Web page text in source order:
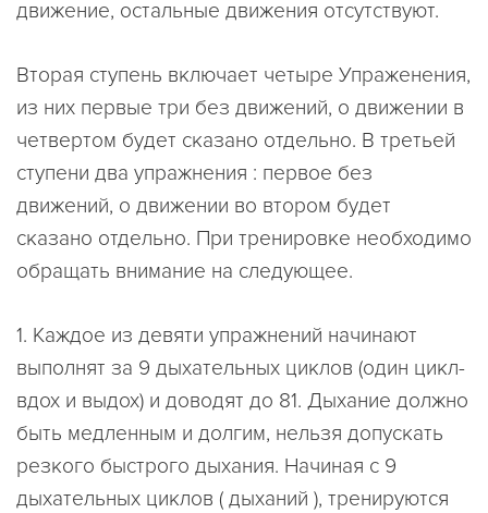
движение, остальные движения отсутствуют.
Вторая ступень включает четыре Упраженения,
из них первые три без движений, о движении в
четвертом будет сказано отдельно. В третьей
ступени два упражнения : первое без
движений, о движении во втором будет
сказано отдельно. При тренировке необходимо
обращать внимание на следующее.
1. Каждое из девяти упражнений начинают
выполнят за 9 дыхательных циклов (один цикл-
вдох и выдох) и доводят до 81. Дыхание должно
быть медленным и долгим, нельзя допускать
резкого быстрого дыхания. Начиная с 9
дыхательных циклов ( дыханий ), тренируются